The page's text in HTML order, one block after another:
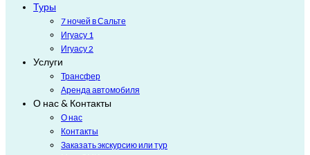
Туры
7 ночей в Сальте
Игуасу 1
Игуасу 2
Услуги
Трансфер
Аренда автомобиля
О нас & Контакты
О нас
Контакты
Заказать экскурсию или тур